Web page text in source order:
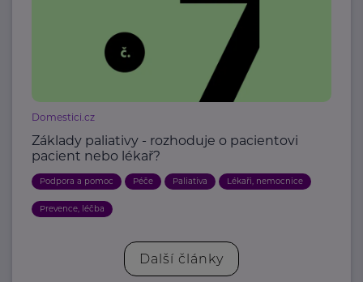
Domestici.cz
Základy paliativy - rozhoduje o pacientovi
pacient nebo lékař?
Podpora a pomoc Péče Paliativa Lékaři, nemocnice
Prevence, léčba
Další články